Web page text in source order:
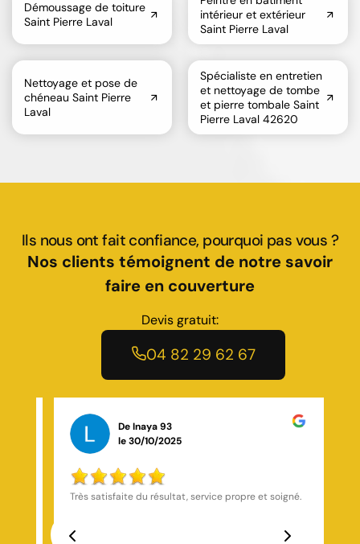
Démoussage de toiture
Saint Pierre Laval
intérieur et extérieur
Saint Pierre Laval
Nettoyage et pose de
chéneau Saint Pierre
Laval
Spécialiste en entretien
et nettoyage de tombe
et pierre tombale Saint
Pierre Laval 42620
Ils nous ont fait confiance, pourquoi pas vous ?
Nos clients témoignent de notre savoir
faire en couverture
Devis gratuit:
04 82 29 62 67
De Leila Bagayogo
le 26/10/2025
Excellent travail, équipe sympathique et très